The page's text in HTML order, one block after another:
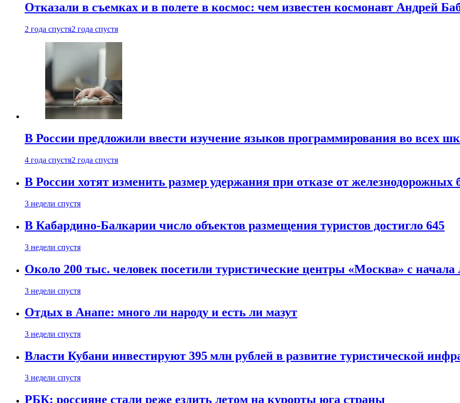
Отказали в съемках и в полете в космос: чем известен космонавт Андрей
2 года спустя2 года спустя
В России предложили ввести изучение языков программирования во всех
4 года спустя2 года спустя
В России хотят изменить размер удержания при отказе от железнодорожных
3 недели спустя
В Кабардино-Балкарии число объектов размещения туристов достигло 645
3 недели спустя
Около 200 тыс. человек посетили туристические центры «Москва» с начала
3 недели спустя
Отдых в Анапе: много ли народу и есть ли мазут
3 недели спустя
Власти Кубани инвестируют 395 млн рублей в развитие туристической
3 недели спустя
РБК: россияне стали реже ездить летом на курорты юга страны